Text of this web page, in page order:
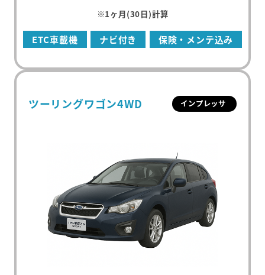
※1ヶ月(30日)計算
ETC車載機 ナビ付き 保険・メンテ込み
ツーリングワゴン4WD インプレッサ